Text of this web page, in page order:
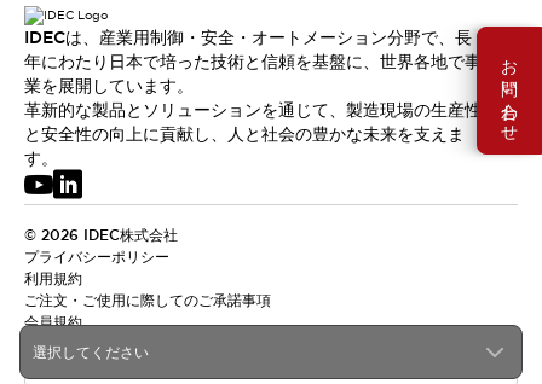
お問い合わせ
選択してください
IDECは、産業用制御・安全・オートメーション分野で、長
年にわたり日本で培った技術と信頼を基盤に、世界各地で事
業を展開しています。
革新的な製品とソリューションを通じて、製造現場の生産性
と安全性の向上に貢献し、人と社会の豊かな未来を支えま
す。
© 2026 IDEC株式会社
プライバシーポリシー
利用規約
ご注文・ご使用に際してのご承諾事項
会員規約
日本